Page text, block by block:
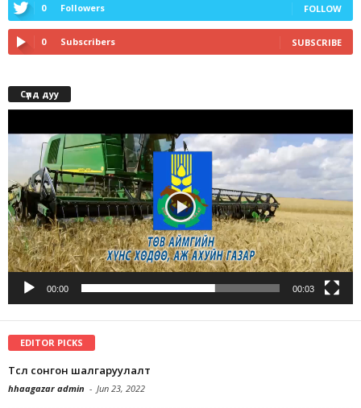
0 Followers FOLLOW
0 Subscribers SUBSCRIBE
Сүлд дуу
Player
00:00 00:03
EDITOR PICKS
Төсөл сонгон шалгаруулалт
hhaagazar admin - Jun 23, 2022